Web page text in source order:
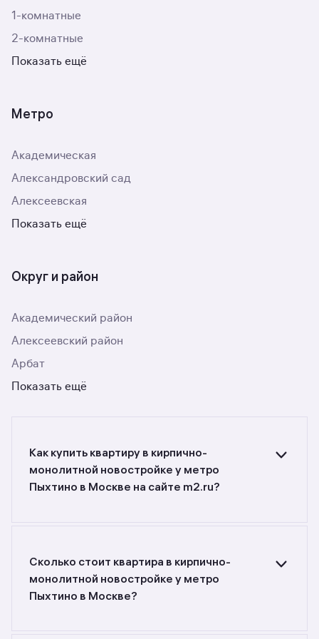
1-комнатные
2-комнатные
Показать ещё
Метро
Академическая
Александровский сад
Алексеевская
Показать ещё
Округ и район
Академический район
Алексеевский район
Арбат
Показать ещё
Как купить квартиру в кирпично-
монолитной новостройке у метро
Пыхтино в Москве на сайте m2.ru?
или поиском в разделе.
Сколько стоит квартира в кирпично-
монолитной новостройке у метро
Пыхтино в Москве?